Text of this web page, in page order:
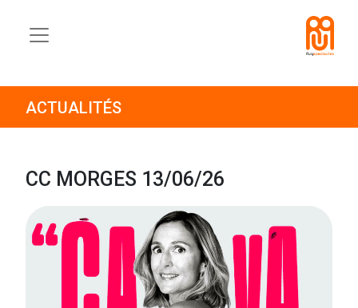
ACTUALITÉS
CC MORGES 13/06/26